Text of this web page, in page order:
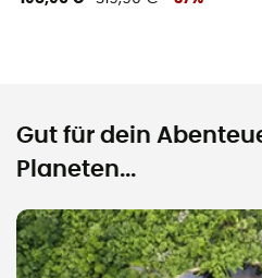
Gut für dein
Planeten...